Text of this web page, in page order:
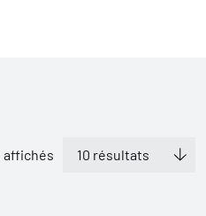
affichés